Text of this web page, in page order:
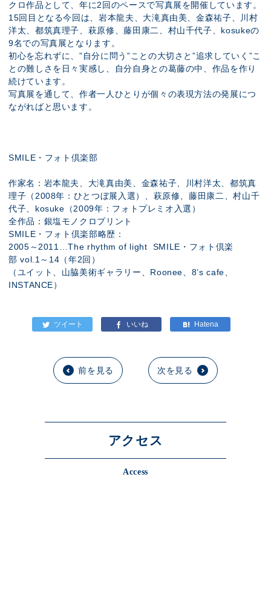
クロ作品として、年に2回のペースで写真展を開催しています。
15回目となる今回は、岩本龍夫、大滝真由美、金森祐子、川村
洋太、都筑真理子、萩原修、藤田康二、村山千代子、kosukeの
9名での写真展となります。
初心を忘れずに、”自分に問う”ことの大切さと”追求していく”こ
との難しさを日々実感し、自分自身との葛藤の中、作品を作り
続けています。
写真展を通して、作者一人ひとりが個々の表現方法の発展につ
ながればと思います。
SMILE・フォト倶楽部
作家名：岩本龍夫、大滝真由美、金森祐子、川村洋太、都筑真
理子（2008年：ひとつぼ展入選）、萩原修、藤田康二、村山千
代子、kosuke（2009年：フォトプレミオ入選）
全作品：銀塩モノクロプリント
SMILE・フォト倶楽部略歴：
2005～2011…The rhythm of light SMILE・フォト倶楽
部 vol.1～14（年2回）
（ユイット、山脇美術ギャラリー、Roonee、8’s cafe、
INSTANCE）
前を見る 次を見る
アクセス
Access